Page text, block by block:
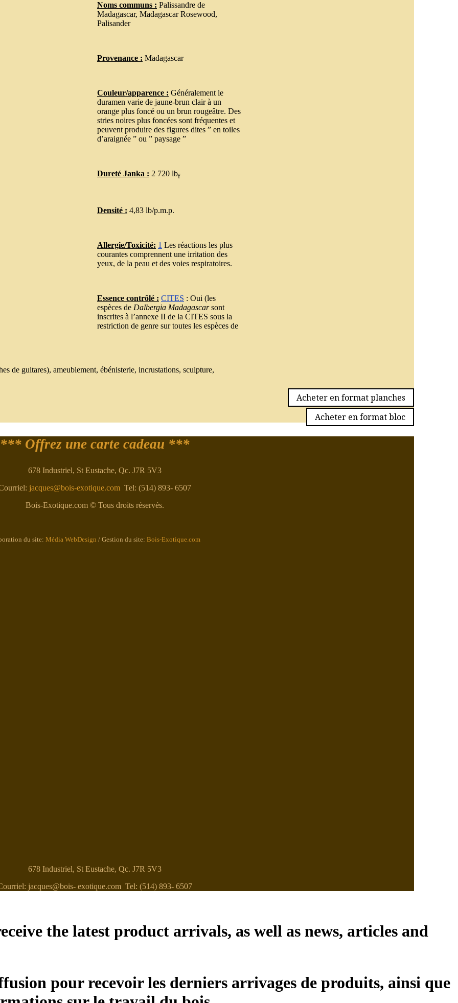
Noms communs : Palissandre de
Madagascar, Madagascar Rosewood,
Palisander
Provenance : Madagascar
Couleur/apparence : Généralement le
duramen varie de jaune-brun clair à un
orange plus foncé ou un brun rougeâtre. Des
stries noires plus foncées sont fréquentes et
peuvent produire des figures dites ” en toiles
d’araignée ” ou ” paysage ”
Dureté Janka : 2 720 lbf
Densité : 4,83 lb/p.m.p.
Allergie/Toxicité: 1 Les réactions les plus
courantes comprennent une irritation des
yeux, de la peau et des voies respiratoires.
Essence contrôlé : CITES : Oui (les
espèces de Dalbergia Madagascarsont
inscrites à l’annexe II de la CITES sous la
restriction de genre sur toutes les espèces de
de guitares), ameublement, ébénisterie, incrustations, sculpture,
Acheter en format planches
Acheter en format bloc
*** Offrez une carte cadeau ***
678 Industriel, St Eustache, Qc. J7R 5V3
jacques@bois-exotique.comTel: (514) 893- 6507
Bois-Exotique.com © Tous droits réservés.
du site: Média WebDesign / Gestion du site: Bois-Exotique.com
678 Industriel, St Eustache, Qc. J7R 5V3
jacques@bois- exotique.com Tel: (514) 893- 6507
the latest product arrivals, as well as news, articles and
pour recevoir les derniers arrivages de produits, ainsi que